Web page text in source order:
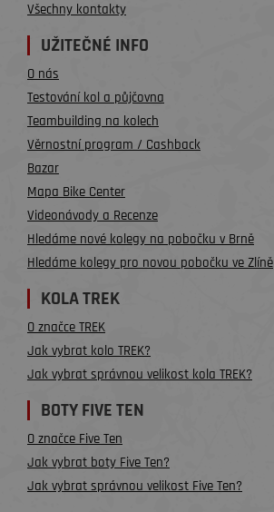
Všechny kontakty
UŽITEČNÉ INFO
O nás
Testování kol a půjčovna
Teambuilding na kolech
Věrnostní program / Cashback
Bazar
Mapa Bike Center
Videonávody a Recenze
Hledáme nové kolegy na pobočku v Brně
Hledáme kolegy pro novou pobočku ve Zlíně
KOLA TREK
O značce TREK
Jak vybrat kolo TREK?
Jak vybrat správnou velikost kola TREK?
BOTY FIVE TEN
O značce Five Ten
Jak vybrat boty Five Ten?
Jak vybrat správnou velikost Five Ten?